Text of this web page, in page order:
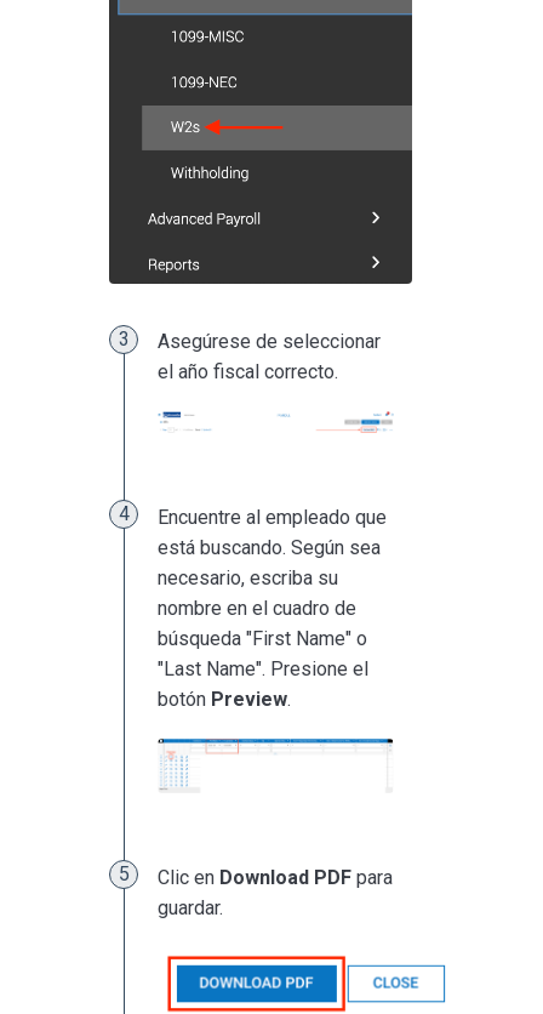
Asegúrese de seleccionar
el año fiscal correcto.
Encuentre al empleado que
está buscando. Según sea
necesario, escriba su
nombre en el cuadro de
búsqueda "First Name" o
"Last Name". Presione el
botón Preview.
Clic en Download PDF para
guardar.